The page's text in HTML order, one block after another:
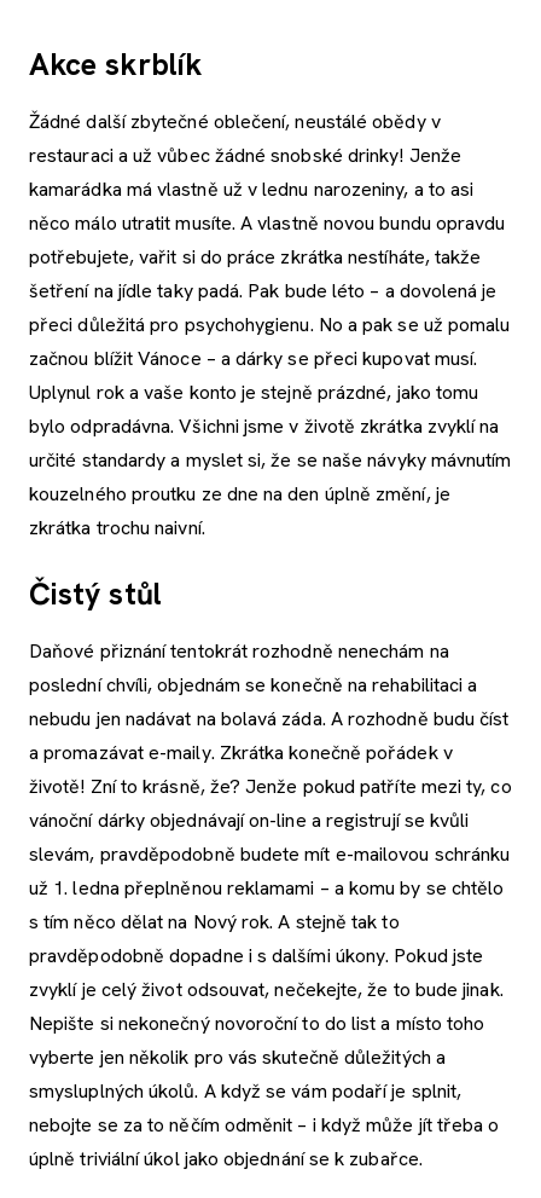
Akce skrblík
Žádné další zbytečné oblečení, neustálé obědy v
restauraci a už vůbec žádné snobské drinky! Jenže
kamarádka má vlastně už v lednu narozeniny, a to asi
něco málo utratit musíte. A vlastně novou bundu opravdu
potřebujete, vařit si do práce zkrátka nestíháte, takže
šetření na jídle taky padá. Pak bude léto – a dovolená je
přeci důležitá pro psychohygienu. No a pak se už pomalu
začnou blížit Vánoce – a dárky se přeci kupovat musí.
Uplynul rok a vaše konto je stejně prázdné, jako tomu
bylo odpradávna. Všichni jsme v životě zkrátka zvyklí na
určité standardy a myslet si, že se naše návyky mávnutím
kouzelného proutku ze dne na den úplně změní, je
zkrátka trochu naivní.
Čistý stůl
Daňové přiznání tentokrát rozhodně nenechám na
poslední chvíli, objednám se konečně na rehabilitaci a
nebudu jen nadávat na bolavá záda. A rozhodně budu číst
a promazávat e-maily. Zkrátka konečně pořádek v
životě! Zní to krásně, že? Jenže pokud patříte mezi ty, co
vánoční dárky objednávají on-line a registrují se kvůli
slevám, pravděpodobně budete mít e-mailovou schránku
už 1. ledna přeplněnou reklamami – a komu by se chtělo
s tím něco dělat na Nový rok. A stejně tak to
pravděpodobně dopadne i s dalšími úkony. Pokud jste
zvyklí je celý život odsouvat, nečekejte, že to bude jinak.
Nepište si nekonečný novoroční to do list a místo toho
vyberte jen několik pro vás skutečně důležitých a
smysluplných úkolů. A když se vám podaří je splnit,
nebojte se za to něčím odměnit – i když může jít třeba o
úplně triviální úkol jako objednání se k zubařce.